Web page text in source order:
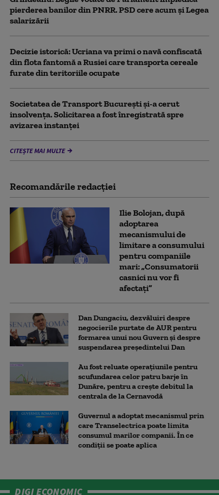
pierderea banilor din PNRR. PSD cere acum și Legea
salarizării
Decizie istorică: Ucriana va primi o navă confiscată
din flota fantomă a Rusiei care transporta cereale
furate din teritoriile ocupate
Societatea de Transport București și-a cerut
insolvența. Solicitarea a fost înregistrată spre
avizarea instanței
CITEȘTE MAI MULTE
Recomandările redacţiei
Ilie Bolojan, după
adoptarea
mecanismului de
limitare a consumului
pentru companiile
mari: „Consumatorii
casnici nu vor fi
afectați”
Dan Dungaciu, dezvăluiri despre
negocierile purtate de AUR pentru
formarea unui nou Guvern și despre
suspendarea președintelui Dan
Au fost reluate operațiunile pentru
scufundarea celor patru barje în
Dunăre, pentru a crește debitul la
centrala de la Cernavodă
Guvernul a adoptat mecanismul prin
care Transelectrica poate limita
consumul marilor companii. În ce
condiții se poate aplica
DIGI ECONOMIC